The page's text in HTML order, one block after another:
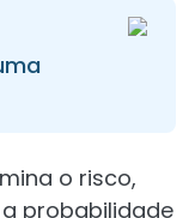
o risco,
probabilidade